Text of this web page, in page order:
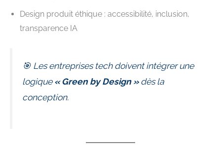
Design produit éthique : accessibilité, inclusion,
transparence IA
🎯 Les entreprises tech doivent intégrer une
logique« Green by Design »dès la
conception.